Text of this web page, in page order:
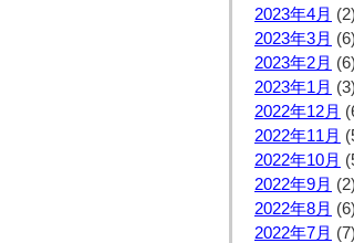
2023年4月 (2)
2023年3月 (6)
2023年2月 (6)
2023年1月 (3)
2022年12月
2022年11月
2022年10月
2022年9月 (2)
2022年8月 (6)
2022年7月 (7)